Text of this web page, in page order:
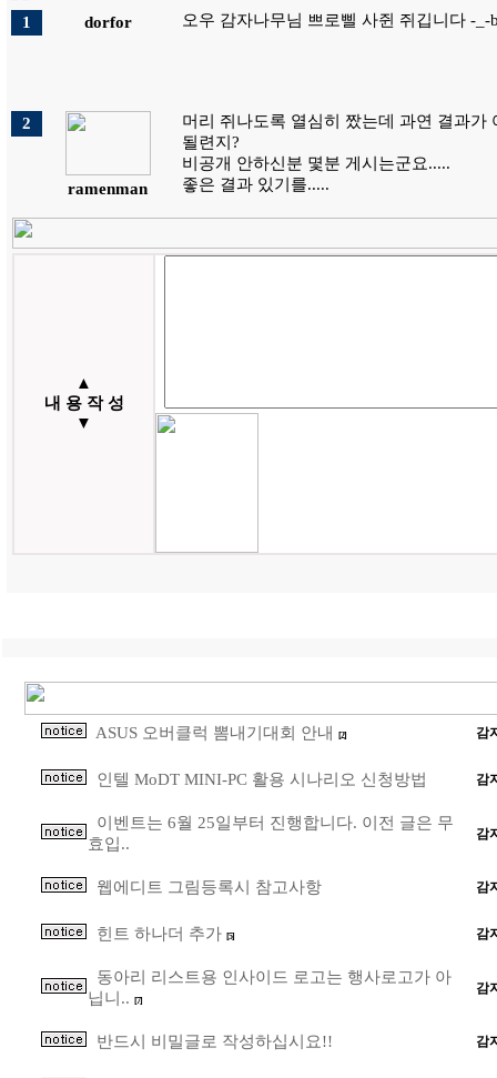
1 dorfor 오우 감자나무님 쁘로삘 사쥔 쥐깁니다 -_-
2
ramenman
머리 쥐나도록 열심히 짰는데 과연 결과가
될련지?
비공개 안하신분 몇분 게시는군요.....
좋은 결과 있기를.....
▲
내 용 작 성
▼
ASUS 오버클럭 뽐내기대회 안내 [2] 감
인텔 MoDT MINI-PC 활용 시나리오 신청방법 감
이벤트는 6월 25일부터 진행합니다. 이전 글은 무
효입..
감
웹에디트 그림등록시 참고사항 감
힌트 하나더 추가 [5] 감
동아리 리스트용 인사이드 로고는 행사로고가 아
닙니..
[7]
감
반드시 비밀글로 작성하십시요!! 감